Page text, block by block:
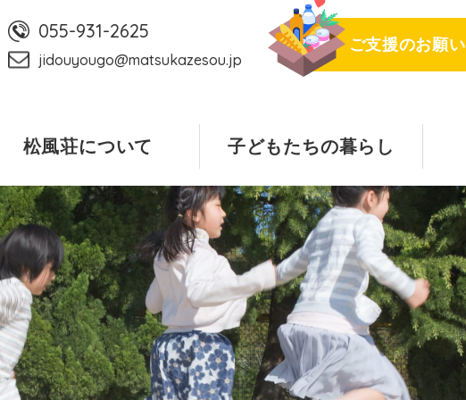
055-931-2625
jidouyougo@matsukazesou.jp
ご支援のお願い
松風荘について 子どもたちの暮らし